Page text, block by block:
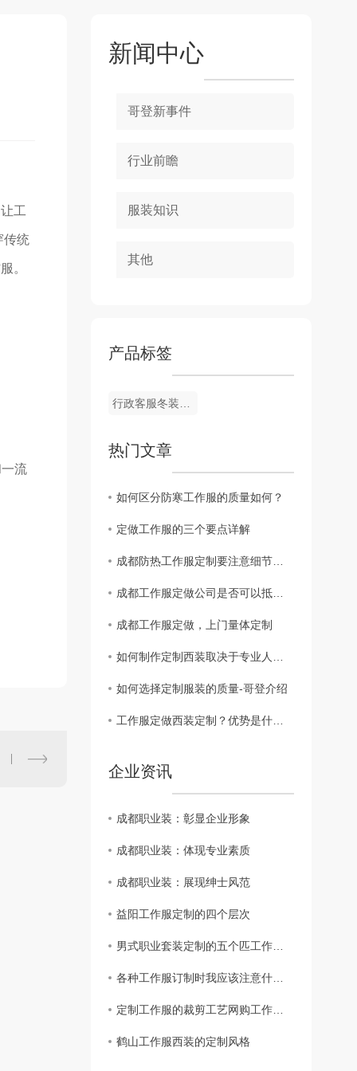
工
传统
。
流
新闻中心
哥登新事件
行业前瞻
服装知识
其他
产品标签
行政客服冬装羽绒服1185S（男）
热门文章
如何区分防寒工作服的质量如何？
定做工作服的三个要点详解
成都防热工作服定制要注意细节非常容易
成都工作服定做公司是否可以抵扣邮递工作服销项
成都工作服定做，上门量体定制
如何制作定制西装取决于专业人士怎么说
如何选择定制服装的质量-哥登介绍
工作服定做西装定制？优势是什么？
企业资讯
成都职业装：彰显企业形象
成都职业装：体现专业素质
成都职业装：展现绅士风范
益阳工作服定制的四个层次
男式职业套装定制的五个匹工作服裙底配点
各种工作服订制时我应该注意什么？
定制工作服的裁剪工艺网购工作服要求
鹤山工作服西装的定制风格